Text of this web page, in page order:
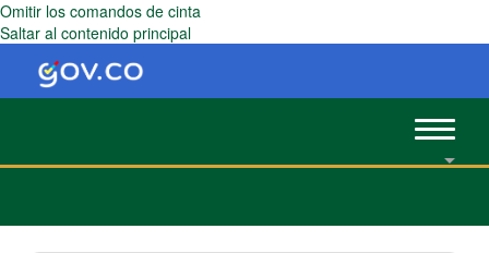
Omitir los comandos de cinta
Saltar al contenido principal
Toggle